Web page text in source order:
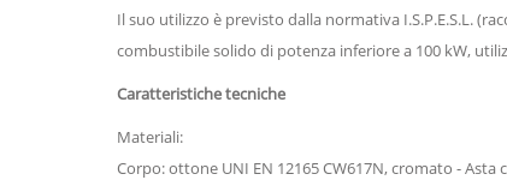
Il suo utilizzo è previsto dalla normativa I.S.P.E.S.L.
combustibile solido di potenza inferiore a 100 kW,
Caratteristiche tecniche
Materiali:
Corpo: ottone UNI EN 12165 CW617N, cromato - Asta